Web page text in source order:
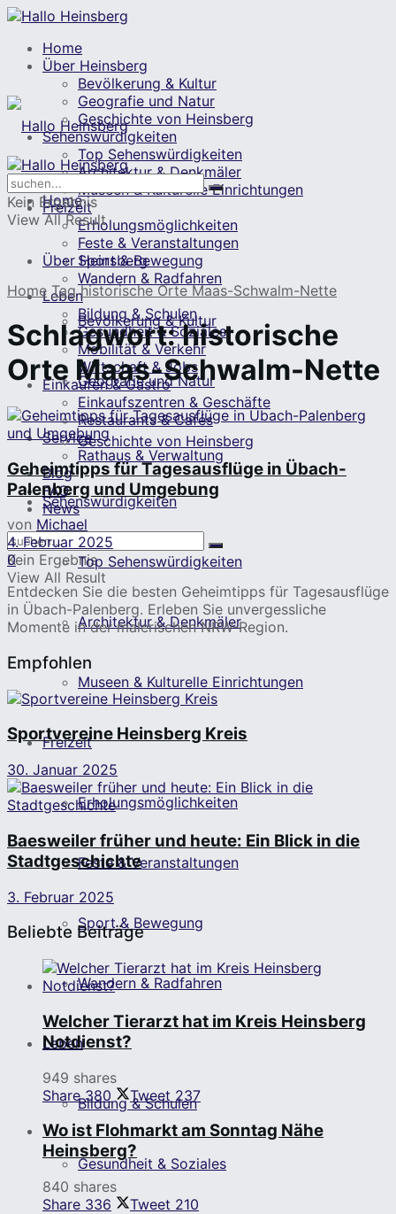
Home
Über Heinsberg
Bevölkerung & Kultur
Geografie und Natur
Geschichte von Heinsberg
Sehenswürdigkeiten
Top Sehenswürdigkeiten
Architektur & Denkmäler
Museen & Kulturelle Einrichtungen
Freizeit
Erholungsmöglichkeiten
Feste & Veranstaltungen
Sport & Bewegung
Wandern & Radfahren
Leben
Bildung & Schulen
Gesundheit & Soziales
Mobilität & Verkehr
Wirtschaft & Jobs
Einkaufen & Gastro
Einkaufszentren & Geschäfte
Restaurants & Cafés
Service
Rathaus & Verwaltung
Blog
FAQ
News
Kein Ergebnis
View All Result
Home
Über Heinsberg
Bevölkerung & Kultur
Geografie und Natur
Geschichte von Heinsberg
Sehenswürdigkeiten
Top Sehenswürdigkeiten
Architektur & Denkmäler
Museen & Kulturelle Einrichtungen
Freizeit
Erholungsmöglichkeiten
Feste & Veranstaltungen
Sport & Bewegung
Wandern & Radfahren
Leben
Bildung & Schulen
Gesundheit & Soziales
Kein Ergebnis
View All Result
Home Tag historische Orte Maas-Schwalm-Nette
Schlagwort:historische
Orte Maas-Schwalm-Nette
Geheimtipps für Tagesausflüge in Übach-
Palenberg und Umgebung
von Michael
4. Februar 2025
0
Entdecken Sie die besten Geheimtipps für Tagesausflüge
in Übach-Palenberg. Erleben Sie unvergessliche
Momente in der malerischen NRW-Region.
Empfohlen
Sportvereine Heinsberg Kreis
30. Januar 2025
Baesweiler früher und heute: Ein Blick in die
Stadtgeschichte
3. Februar 2025
Beliebte Beiträge
Welcher Tierarzt hat im Kreis Heinsberg
Notdienst?
949 shares
Share 380 Tweet 237
Wo ist Flohmarkt am Sonntag Nähe
Heinsberg?
840 shares
Share 336 Tweet 210